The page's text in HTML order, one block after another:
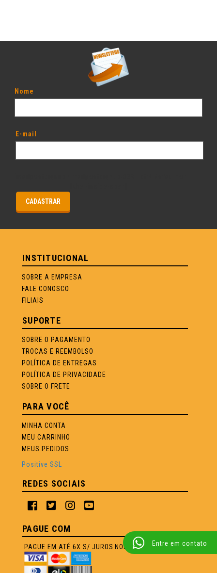
Nome
E-mail
INSTITUCIONAL
SOBRE A EMPRESA
FALE CONOSCO
FILIAIS
SUPORTE
SOBRE O PAGAMENTO
TROCAS E REEMBOLSO
POLÍTICA DE ENTREGAS
POLÍTICA DE PRIVACIDADE
SOBRE O FRETE
PARA VOCÊ
MINHA CONTA
MEU CARRINHO
MEUS PEDIDOS
Positive SSL
REDES SOCIAIS
PAGUE COM
PAGUE EM ATÉ 6X S/ JUROS NOS CARTÕESEntre em contato